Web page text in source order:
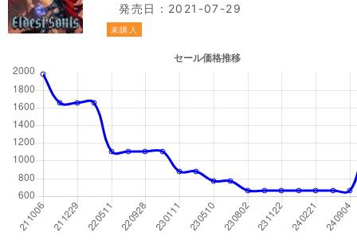
発売日：2021-07-29
未購入